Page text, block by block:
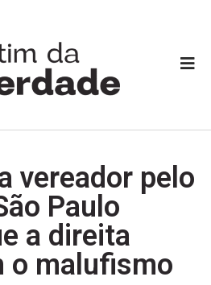
vereador pelo
Paulo
a direita
o malufismo